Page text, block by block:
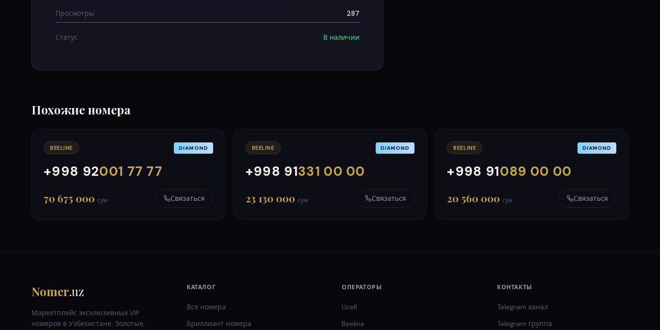
Просмотры 287
Статус В наличии
Похожие номера
BEELINE DIAMOND
+998 92001 77 77
000
999
70 675 000 сум Связаться
BEELINE DIAMOND
+998 91331 00 00
000
999
23 130 000 сум Связаться
BEELINE DIAMOND
+998 91089 00 00
000
999
20 560 000 сум Связаться
Nomer.uz
Маркетплейс эксклюзивных VIP
номеров в Узбекистане. Золотые,
КАТАЛОГ
Все номера
Бриллиант номера
ОПЕРАТОРЫ
Ucell
Beeline
КОНТАКТЫ
Telegram канал
Telegram группа